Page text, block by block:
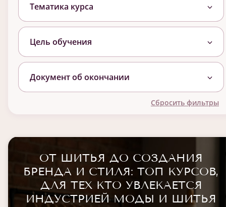
Тематика курса
Цель обучения
Документ об окончании
Сбросить фильтры
ОТ ШИТЬЯ ДО СОЗДАНИЯ
БРЕНДА И СТИЛЯ: ТОП КУРСОВ,
ДЛЯ ТЕХ КТО УВЛЕКАЕТСЯ
ИНДУСТРИЕЙ МОДЫ И ШИТЬЯ